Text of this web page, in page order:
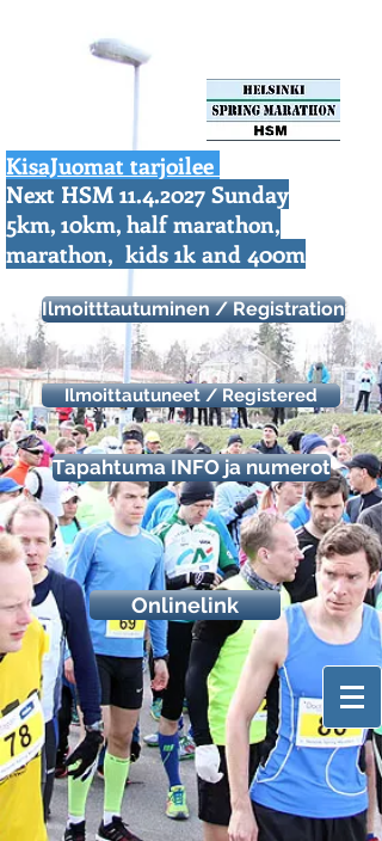
KisaJuomat tarjoilee
https://aonach.xyz/
Next HSM 11.4.2027 Sunday
5km, 10km, half marathon,
marathon, kids 1k and 400m
Ilmoitttautuminen / Registration
Ilmoittautuneet / Registered
Tapahtuma INFO ja numerot
Onlinelink